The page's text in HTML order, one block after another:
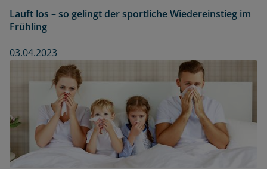
Lauft los – so gelingt der sportliche Wiedereinstieg im
Frühling
03.04.2023